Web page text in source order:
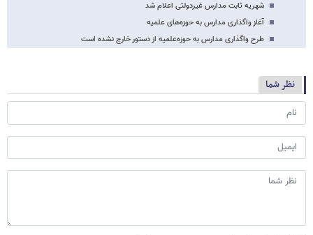
شهریه ثابت مدارس غیردولتی اعلام شد
آغاز واگذاری مدارس به حوزه‌های علمیه
طرح واگذاری مدارس به حوزه‌‌‌‌‌‌علمیه از دستور خارج نشده است
نظر شما